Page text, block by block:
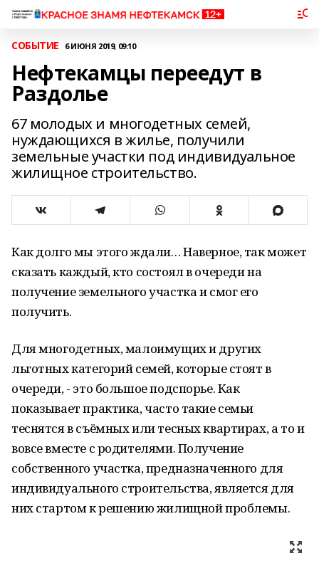
СОБЫТИЕ 6 ИЮНЯ 2019, 09:10
Нефтекамцы переедут в
Раздолье
67 молодых и многодетных семей,
нуждающихся в жилье, получили
земельные участки под индивидуальное
жилищное строительство.
Как долго мы этого ждали… Наверное, так может
сказать каждый, кто состоял в очереди на
получение земельного участка и смог его
получить.
Для многодетных, малоимущих и других
льготных категорий семей, которые стоят в
очереди, - это большое подспорье. Как
показывает практика, часто такие семьи
теснятся в съёмных или тесных квартирах, а то и
вовсе вместе с родителями. Получение
собственного участка, предназначенного для
индивидуального строительства, является для
них стартом к решению жилищной проблемы.